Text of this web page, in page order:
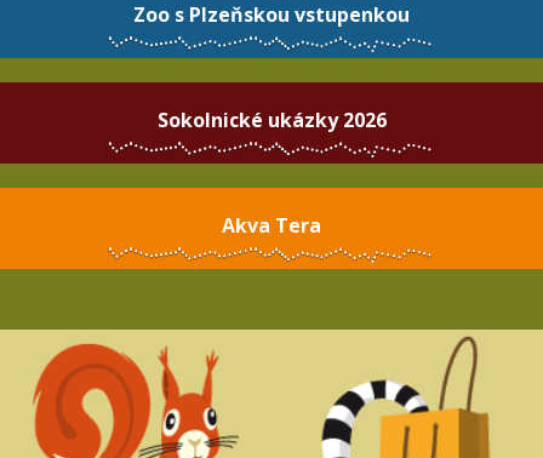
Zoo s Plzeňskou vstupenkou
Sokolnické ukázky 2026
Akva Tera